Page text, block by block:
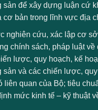
sản để xây dựng luận cứ
cơ bản trong lĩnh vực địa
nghiên cứu, xác lập cơ
chính sách, pháp luật về
lược, quy hoạch, kế
sản và các chiến lược,
liên quan của Bộ; tiêu
mức kinh tế – kỹ thuật